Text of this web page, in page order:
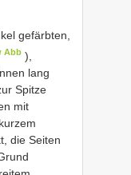
gefärbten,
Abb ),
lang
Spitze
mit
die Seiten